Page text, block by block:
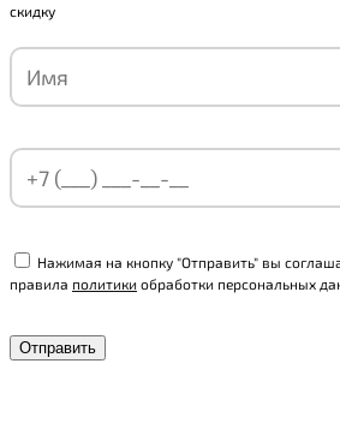
скидку
Нажимая на кнопку "Отправить" вы
правила политики обработки персональных